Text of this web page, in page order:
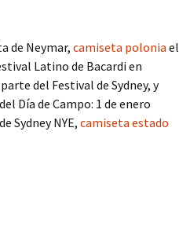
de Neymar,camiseta polonia el
Latino de Bacardi en
del Festival de Sydney, y
Día de Campo: 1 de enero
Sydney NYE,camiseta estado